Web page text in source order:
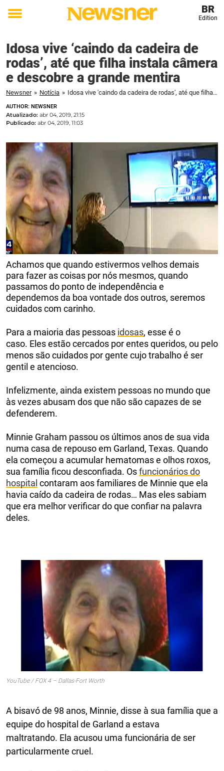
Toggle
BR
Edition
Idosa vive ‘caindo da cadeira de
rodas’, até que filha instala câmera
e descobre a grande mentira
Newsner » Notícia » Idosa vive 'caindo da cadeira de rodas', até que filha instala câmera e descobre a grande mentira
AUTHOR: NEWSNER
Atualizado: abr 04, 2019, 21:15
Publicado: abr 04, 2019, 11:03
Achamos que quando estivermos velhos demais
para fazer as coisas por nós mesmos, quando
passamos do ponto de independência e
dependemos da boa vontade dos outros, seremos
cuidados com carinho.
Para a maioria das pessoas idosas, esse é o
caso. Eles estão cercados por entes queridos, ou pelo
menos são cuidados por gente cujo trabalho é ser
gentil e atencioso.
Infelizmente, ainda existem pessoas no mundo que
às vezes abusam dos que não são capazes de se
defenderem.
Minnie Graham passou os últimos anos de sua vida
numa casa de repouso em Garland, Texas. Quando
ela começou a acumular hematomas e olhos roxos,
sua família ficou desconfiada. Osfuncionários do
hospital contaram aos familiares de Minnie que ela
havia caído da cadeira de rodas… Mas eles sabiam
que era melhor verificar do que confiar na palavra
deles.
YouTube / FOX 4 – Dallas-Fort Worth
A bisavó de 98 anos, Minnie, disse à sua família que a
equipe do hospital de Garland a estava
maltratando. Ela acusou uma funcionária de ser
particularmente cruel.